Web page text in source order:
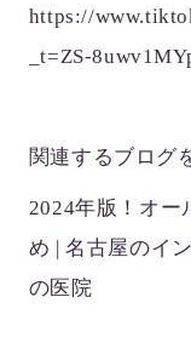
https://
_t=ZS-
関連するブログ
2024年版！オー
め | 名古屋のイ
の医院